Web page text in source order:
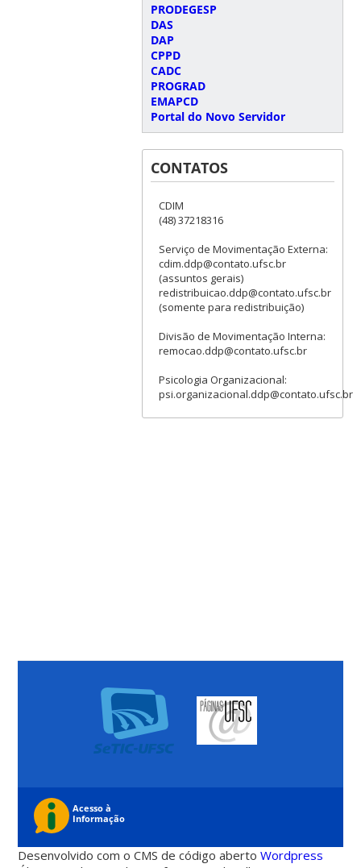
PRODEGESP
DAS
DAP
CPPD
CADC
PROGRAD
EMAPCD
Portal do Novo Servidor
CONTATOS
CDIM
(48) 37218316
Serviço de Movimentação Externa:
cdim.ddp@contato.ufsc.br
(assuntos gerais)
redistribuicao.ddp@contato.ufsc.br
(somente para redistribuição)
Divisão de Movimentação Interna:
remocao.ddp@contato.ufsc.br
Psicologia Organizacional:
psi.organizacional.ddp@contato.ufsc.br
Desenvolvido com o CMS de código abertoWordpress